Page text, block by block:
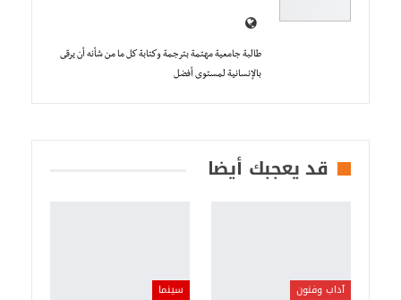
طالبة جامعية مهتمة بترجمة وكتابة كل ما من شأنه أن يرقى
بالإنسانية لمستوى أفضل
قد يعجبك أيضا
آداب وفنون سينما